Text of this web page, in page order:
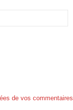
de vos commentaires